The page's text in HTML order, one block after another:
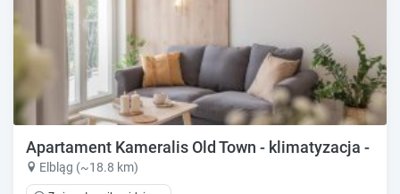
Apartament Kameralis Old Town - klimatyzacja -
Elbląg (~18.8 km)